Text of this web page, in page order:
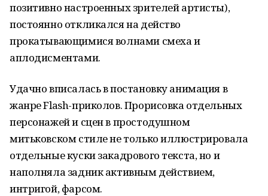
позитивно настроенных зрителей артисты),
постоянно откликался на действо
прокатывающимися волнами смеха и
аплодисментами.
Удачно вписалась в постановку анимация в
жанре Flash-приколов. Прорисовка отдельных
персонажей и сцен в простодушном
митьковском стиле не только иллюстрировала
отдельные куски закадрового текста, но и
наполняла задник активным действием,
интригой, фарсом.